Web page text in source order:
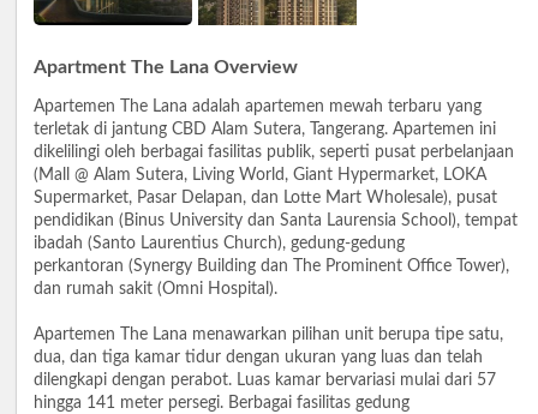
Apartment The Lana Overview
Apartemen The Lana adalah apartemen mewah terbaru yang
terletak di jantung CBD Alam Sutera, Tangerang. Apartemen ini
dikelilingi oleh berbagai fasilitas publik, seperti pusat perbelanjaan
(Mall @ Alam Sutera, Living World, Giant Hypermarket, LOKA
Supermarket, Pasar Delapan, dan Lotte Mart Wholesale), pusat
pendidikan (Binus University dan Santa Laurensia School), tempat
ibadah (Santo Laurentius Church), gedung-gedung
perkantoran (Synergy Building dan The Prominent Office Tower),
dan rumah sakit (Omni Hospital).
Apartemen The Lana menawarkan pilihan unit berupa tipe satu,
dua, dan tiga kamar tidur dengan ukuran yang luas dan telah
dilengkapi dengan perabot. Luas kamar bervariasi mulai dari 57
hingga 141 meter persegi. Berbagai fasilitas gedung